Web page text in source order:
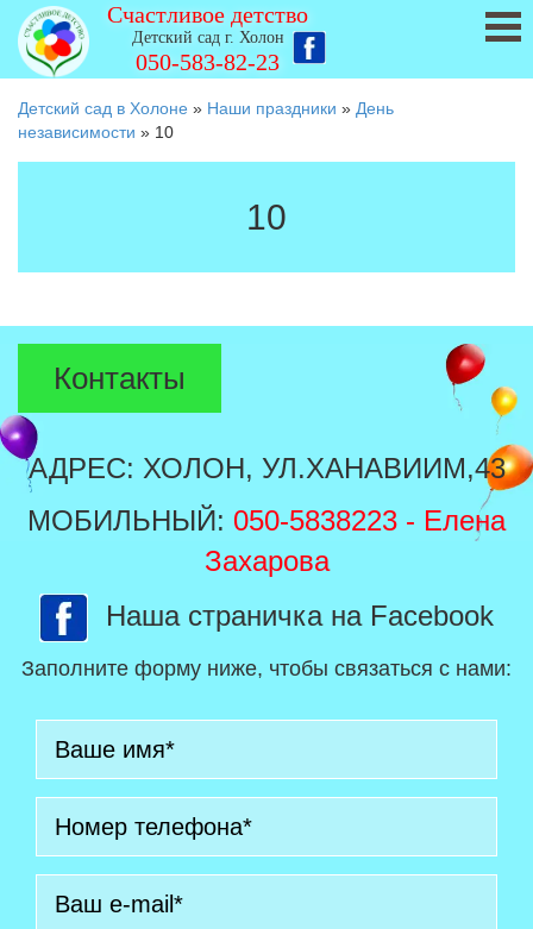
Счастливое детство
Детский сад г. Холон
050-583-82-23
Детский сад в Холоне » Наши праздники » День
независимости » 10
10
Контакты
АДРЕС: ХОЛОН, УЛ.ХАНАВИИМ,43
МОБИЛЬНЫЙ: 050-5838223 - Елена
Захарова
Наша страничка на Facebook
Заполните форму ниже, чтобы связаться с нами: